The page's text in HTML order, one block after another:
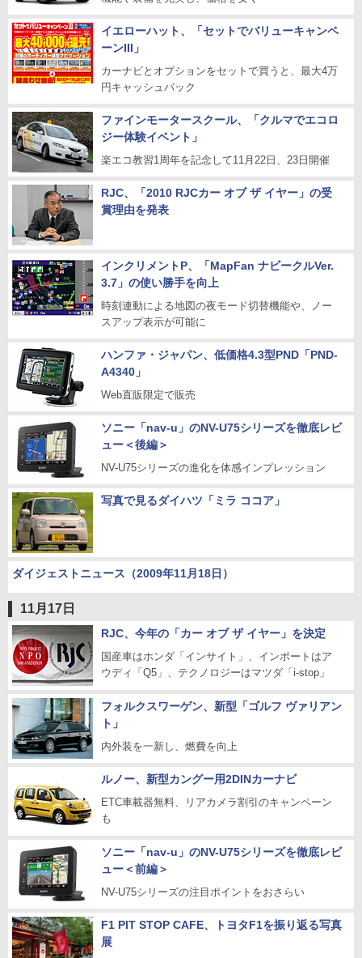
イエローハット、「セットでバリューキャンペ
ーンIII」
カーナビとオプションをセットで買うと、最大4万
円キャッシュバック
ファインモータースクール、「クルマでエコロ
ジー体験イベント」
楽エコ教習1周年を記念して11月22日、23日開催
RJC、「2010 RJCカー オブ ザ イヤー」の受
賞理由を発表
インクリメントP、「MapFan ナビークルVer.
3.7」の使い勝手を向上
時刻連動による地図の夜モード切替機能や、ノー
スアップ表示が可能に
ハンファ・ジャパン、低価格4.3型PND「PND-
A4340」
Web直販限定で販売
ソニー「nav-u」のNV-U75シリーズを徹底レビ
ュー＜後編＞
NV-U75シリーズの進化を体感インプレッション
写真で見るダイハツ「ミラ ココア」
ダイジェストニュース（2009年11月18日）
11月17日
RJC、今年の「カー オブ ザ イヤー」を決定
国産車はホンダ「インサイト」、インポートはア
ウディ「Q5」、テクノロジーはマツダ「i-stop」
フォルクスワーゲン、新型「ゴルフ ヴァリアン
ト」
内外装を一新し、燃費を向上
ルノー、新型カングー用2DINカーナビ
ETC車載器無料、リアカメラ割引のキャンペーン
も
ソニー「nav-u」のNV-U75シリーズを徹底レビ
ュー＜前編＞
NV-U75シリーズの注目ポイントをおさらい
F1 PIT STOP CAFE、トヨタF1を振り返る写真
展